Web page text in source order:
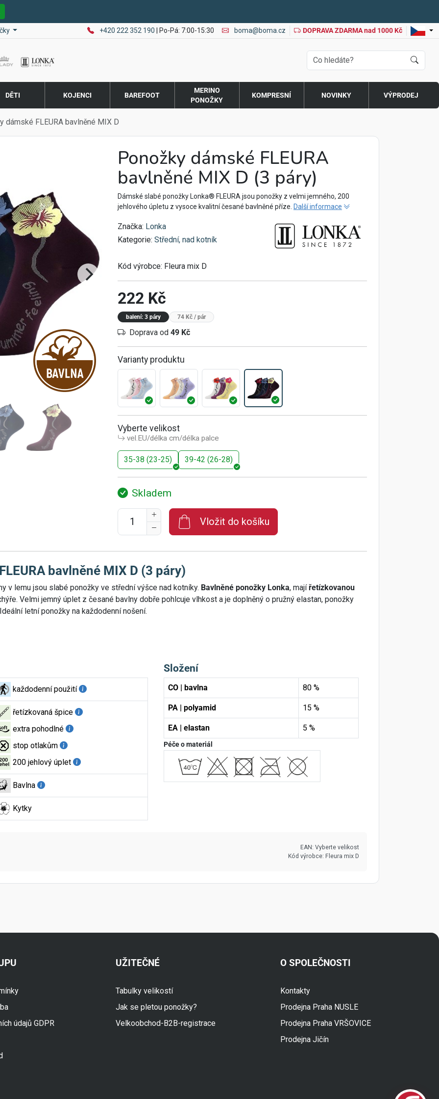
+420 222 352 190 | Po-Pá: 7:00-15:30 boma@boma.cz DOPRAVA ZDARMA nad 1000 Kč
DĚTI KOJENCI BAREFOOT
MERINO
PONOŽKY
KOMPRESNÍ NOVINKY VÝPRODEJ
dámské FLEURA bavlněné MIX D
Ponožky dámské FLEURA
bavlněné MIX D (3 páry)
Dámské slabé ponožky Lonka® FLEURA jsou ponožky z velmi jemného, 200
jehlového úpletu z vysoce kvalitní česané bavlněné příze. Další informace
Značka: Lonka
Kategorie: Střední, nad kotník
Kód výrobce: Fleura mix D
222 Kč
balení: 3 páry 74 Kč / pár
Doprava od 49 Kč
Varianty produktu
Vyberte velikost
vel.EU/délka cm/délka palce
35-38 (23-25) 39-42 (26-28)
Skladem
Vložit do košíku
bavlněné MIX D (3 páry)
v lemu jsou slabé ponožky ve střední výšce nad kotníky. Bavlněné ponožky Lonka, majířetízkovanou
Velmi jemný úplet z česané bavlny dobře pohlcuje vlhkost a je doplněný o pružný elastan, ponožky
letní ponožky na každodenní nošení.
každodenní použití
řetízkovaná špice
extra pohodlné
stop otlakům
200 jehlový úplet
Bavlna
Kytky
Složení
CO | bavlna 80 %
PA | polyamid 15 %
EA | elastan 5 %
Péče o materiál
EAN: Vyberte velikost
Kód výrobce: Fleura mix D
údajů GDPR
UŽITEČNÉ
Tabulky velikostí
Jak se pletou ponožky?
Velkoobchod-B2B-registrace
O SPOLEČNOSTI
Kontakty
Prodejna Praha NUSLE
Prodejna Praha VRŠOVICE
Prodejna Jičín
Online